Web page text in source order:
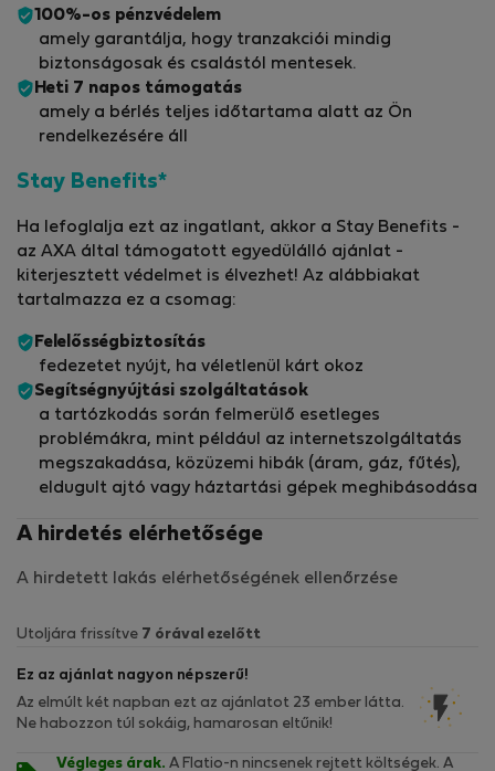
100%-os pénzvédelem
amely garantálja, hogy tranzakciói mindig
biztonságosak és csalástól mentesek.
Heti 7 napos támogatás
amely a bérlés teljes időtartama alatt az Ön
rendelkezésére áll
Stay Benefits*
Ha lefoglalja ezt az ingatlant, akkor a Stay Benefits -
az AXA által támogatott egyedülálló ajánlat -
kiterjesztett védelmet is élvezhet! Az alábbiakat
tartalmazza ez a csomag:
Felelősségbiztosítás
fedezetet nyújt, ha véletlenül kárt okoz
Segítségnyújtási szolgáltatások
a tartózkodás során felmerülő esetleges
problémákra, mint például az internetszolgáltatás
megszakadása, közüzemi hibák (áram, gáz, fűtés),
eldugult ajtó vagy háztartási gépek meghibásodása
A hirdetés elérhetősége
A hirdetett lakás elérhetőségének ellenőrzése
Utoljára frissítve 7 órával ezelőtt
Ez az ajánlat nagyon népszerű!
Az elmúlt két napban ezt az ajánlatot 23 ember látta.
Ne habozzon túl sokáig, hamarosan eltűnik!
Végleges árak. A Flatio-n nincsenek rejtett költségek. A